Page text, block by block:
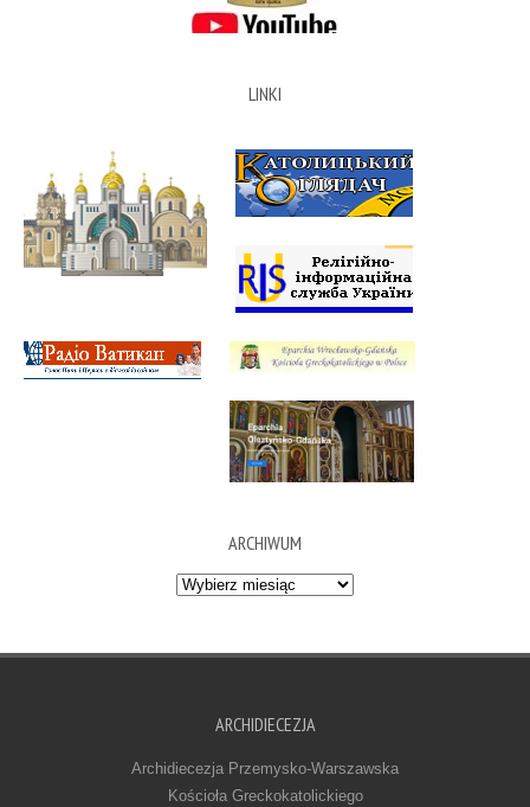
LINKI
ARCHIWUM
Archiwum
ARCHIDIECEZJA
Archidiecezja Przemysko-Warszawska
Kościoła Greckokatolickiego